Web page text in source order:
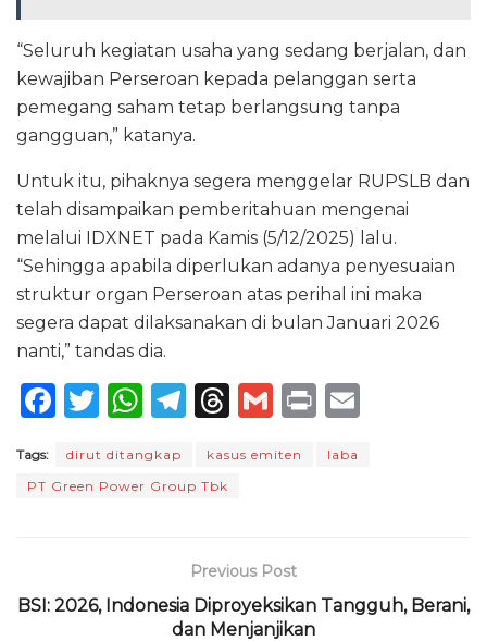
“Seluruh kegiatan usaha yang sedang berjalan, dan
kewajiban Perseroan kepada pelanggan serta
pemegang saham tetap berlangsung tanpa
gangguan,” katanya.
Untuk itu, pihaknya segera menggelar RUPSLB dan
telah disampaikan pemberitahuan mengenai
melalui IDXNET pada Kamis (5/12/2025) lalu.
“Sehingga apabila diperlukan adanya penyesuaian
struktur organ Perseroan atas perihal ini maka
segera dapat dilaksanakan di bulan Januari 2026
nanti,” tandas dia.
F
c
e
o
T
it
te
W
a
ts
p
T
g
m
T
re
s
G
ai
P
n
Tags: dirut ditangkap kasus emiten
laba
PT Green Power Group Tbk
Previous Post
BSI: 2026, Indonesia Diproyeksikan Tangguh, Berani,
dan Menjanjikan